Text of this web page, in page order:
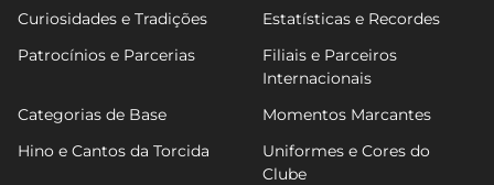
Curiosidades e Tradições
Estatísticas e Recordes
Patrocínios e Parcerias
Filiais e Parceiros
Internacionais
Categorias de Base
Momentos Marcantes
Hino e Cantos da Torcida
Uniformes e Cores do
Clube